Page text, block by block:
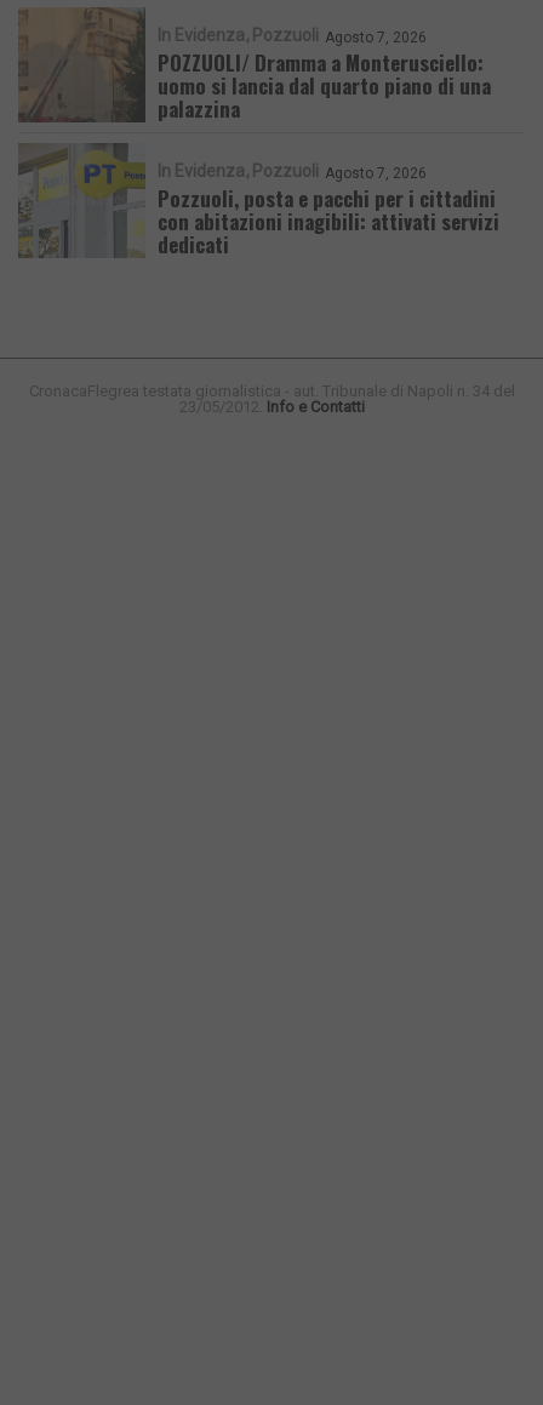
In Evidenza Pozzuoli Agosto 7, 2026
POZZUOLI/ Dramma a Monterusciello:
uomo si lancia dal quarto piano di una
palazzina
In Evidenza Pozzuoli Agosto 7, 2026
Pozzuoli, posta e pacchi per i cittadini
con abitazioni inagibili: attivati servizi
dedicati
CronacaFlegrea testata giornalistica - aut. Tribunale di Napoli n. 34 del
23/05/2012. Info e Contatti